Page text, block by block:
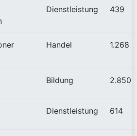
Dienstleistung 439
Handel 1.268
Bildung 2.850
Dienstleistung 614